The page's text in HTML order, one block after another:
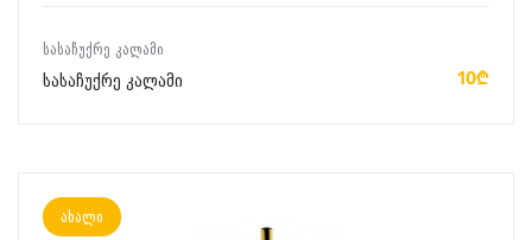
ᲡᲐᲡᲐᲩᲣᲥᲠᲔ ᲙᲐᲚᲐᲛᲘ
სასაჩუქრე კალამი 10₾
ახალი